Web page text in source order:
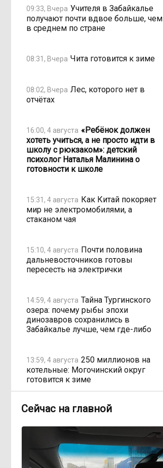
09:33, Вчера Учителя в Забайкалье
получают почти вдвое больше, чем
в среднем по стране
08:31, Вчера Чита готовится к зиме
08:02, Вчера Лес, которого нет в
отчётах
16:00, 4 августа «Ребёнок должен
хотеть учиться, а не просто идти в
школу с рюкзаком»: детский
психолог Наталья Малинина о
готовности к школе
15:31, 4 августа Как Китай покоряет
мир не электромобилями, а
стаканом чая
15:10, 4 августа Почти половина
дальневосточников готовы
пересесть на электрички
14:59, 4 августа Тайна Тургинского
озера: почему рыбы эпохи
динозавров сохранились в
Забайкалье лучше, чем где-либо
13:59, 4 августа 250 миллионов на
котельные: Могочинский округ
готовится к зиме
13:02, 4 августа Забайкалье зовёт
строить АЗС
11:59, 4 августа Вместо корабля —
Сейчас на главной